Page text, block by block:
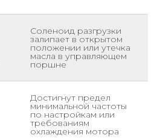
Соленоид разгрузки
залипает в открытом
положении или утечка
масла в управляющем
поршне
Достигнут предел
минимальной частоты
по настройкам или
требованиям
охлаждения мотора